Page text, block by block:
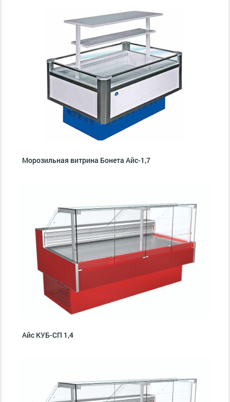
Морозильная витрина Бонета Айс-1,7
Айс КУБ-СП 1,4